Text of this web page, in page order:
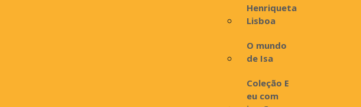
Henriqueta
Lisboa
O mundo
de Isa
Coleção E
eu com